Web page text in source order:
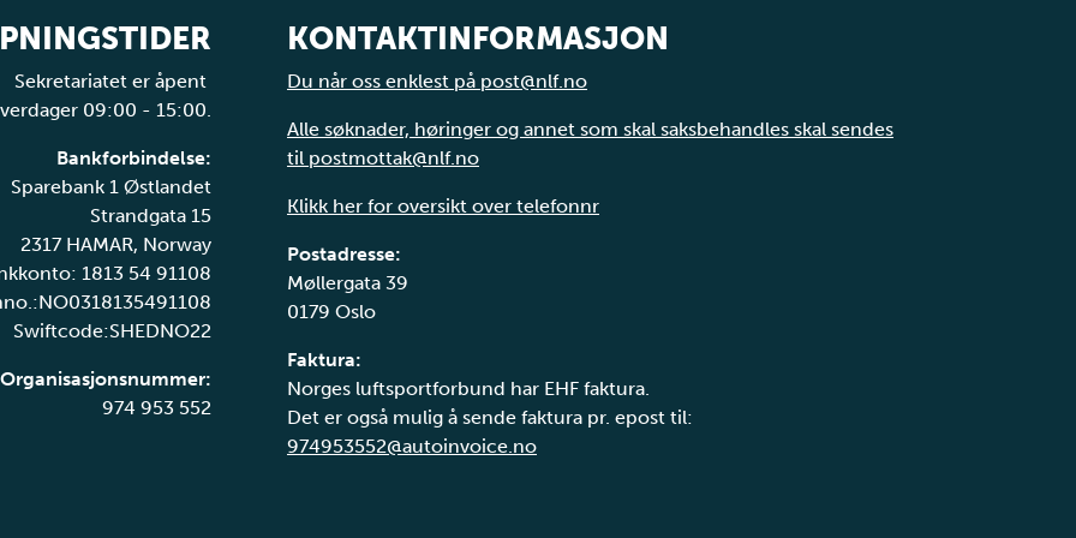
Sekretariatet er åpent
09:00 - 15:00.
Bankforbindelse:
Sparebank 1 Østlandet
Strandgata 15
2317 HAMAR, Norway
1813 54 91108
Swiftcode:SHEDNO22
Organisasjonsnummer:
974 953 552
KONTAKTINFORMASJON
Du når oss enklest på post@nlf.no
Alle søknader, høringer og annet som skal saksbehandles skal sendes
til postmottak@nlf.no
Klikk her for oversikt over telefonnr
Postadresse:
Møllergata 39
0179 Oslo
Faktura:
Norges luftsportforbund har EHF faktura.
Det er også mulig å sende faktura pr. epost til:
974953552@autoinvoice.no